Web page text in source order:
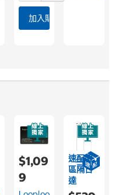
加入購物車
$1,09
9
速配限
區隔日
達